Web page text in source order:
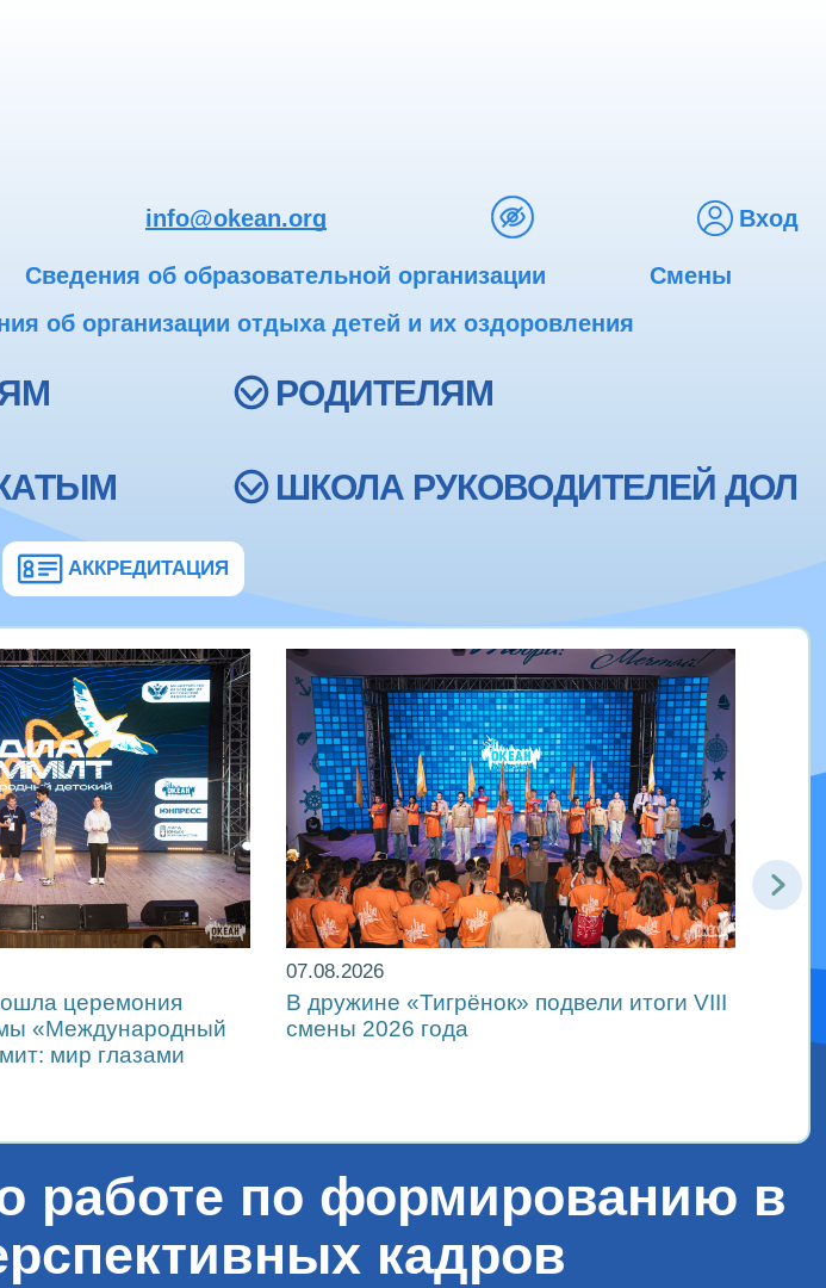
info@okean.org Вход
Сведения об образовательной организации
Смены
об организации отдыха детей и их оздоровления
РОДИТЕЛЯМ
ШКОЛА РУКОВОДИТЕЛЕЙ ДОЛ
АККРЕДИТАЦИЯ
церемония
«Международный
мир глазами
07.08.2026
В дружине «Тигрёнок» подвели итоги VIII
смены 2026 года
работе по формированию в
кадров